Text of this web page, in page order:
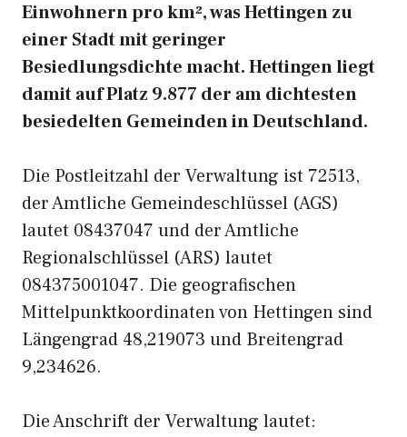
Einwohnern pro km², was Hettingen zu
einer Stadt mit geringer
Besiedlungsdichte macht. Hettingen liegt
damit auf Platz 9.877 der am dichtesten
besiedelten Gemeinden in Deutschland.
Die Postleitzahl der Verwaltung ist 72513,
der Amtliche Gemeindeschlüssel (AGS)
lautet 08437047 und der Amtliche
Regionalschlüssel (ARS) lautet
084375001047. Die geografischen
Mittelpunktkoordinaten von Hettingen sind
Längengrad 48,219073 und Breitengrad
9,234626.
Die Anschrift der Verwaltung lautet: